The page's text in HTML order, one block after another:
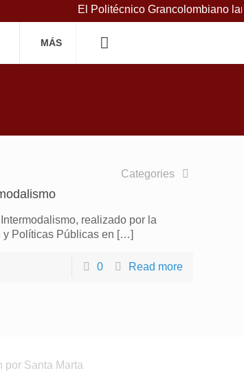
El Politécnico Grancolombiano
MÁS
Categories
realizado por la
y Políticas Públicas en […]
0 Read more